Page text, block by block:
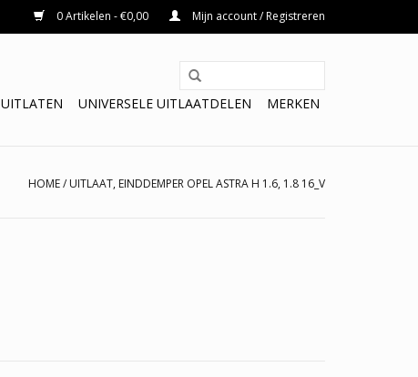
0 Artikelen - €0,00 Mijn account / Registreren
UITLATEN UNIVERSELE UITLAATDELEN MERKEN
HOME/ UITLAAT, EINDDEMPER OPEL ASTRA H 1.6, 1.8 16_V